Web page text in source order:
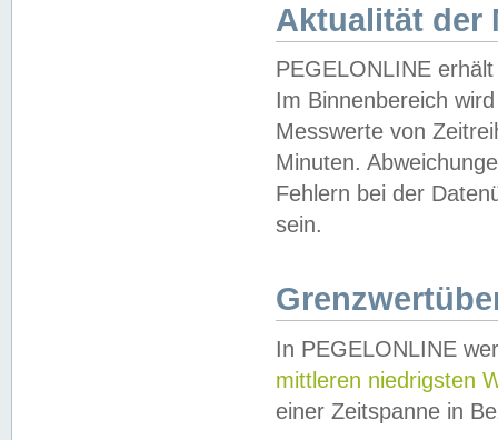
Aktualität der
PEGELONLINE
Im Binnenbereich
Messwerte von
Minuten.
Fehlern bei der
sein.
In PEGELONLINE
mittleren niedrigsten
einer Zeitspanne in